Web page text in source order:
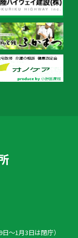
〜1月3日は閉庁）